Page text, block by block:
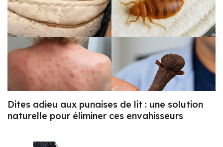
Dites adieu aux punaises de lit : une solution
naturelle pour éliminer ces envahisseurs